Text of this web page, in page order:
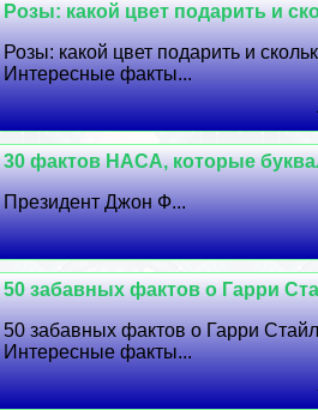
Розы: какой цвет подарить и
Розы: какой цвет подарить и
Интересные факты...
30 фактов НАСА, которые
Президент Джон Ф...
50 забавных фактов о Гарри
50 забавных фактов о Гарри
Интересные факты...